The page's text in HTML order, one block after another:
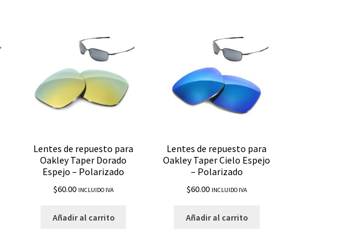
Lentes de repuesto para
Oakley Taper Dorado
Espejo – Polarizado
$60.00 INCLUIDO IVA
Añadir al carrito
Lentes de repuesto para
Oakley Taper Cielo Espejo
– Polarizado
$60.00 INCLUIDO IVA
Añadir al carrito